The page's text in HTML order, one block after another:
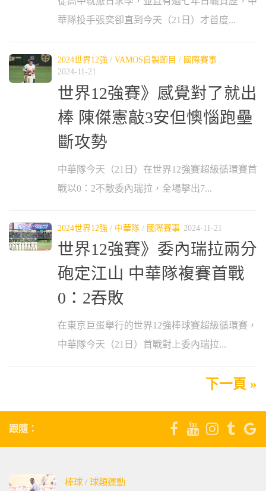
華隊投手張奕卻直到今天（21日）才首度...
2024世界12強 / VAMOS自製節目 / 國際賽事
2024-11-21
世界12強賽》感覺對了就出
棒 陳傑憲敲3安但懊惱跑壘
斷攻勢
中華隊今天（21日）在世界12強賽超級循環賽首
戰以0：2不敵委內瑞拉，全場擊出7...
2024世界12強 / 中華隊 / 國際賽事 2024-11-21
世界12強賽》委內瑞拉兩分
砲定江山 中華隊複賽首戰
0：2吞敗
在東京巨蛋舉行的世界12強棒球賽超級循環賽，
中華隊今天（21日）首戰對上委內瑞拉...
下一頁 »
跟隨：
棒球 / 球類運動